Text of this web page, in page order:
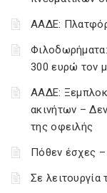
ΑΑΔΕ:
300 ευρώ τον
ΑΑΔΕ:
ακινήτων –
της οφειλής
Πόθεν έσχες
Σε